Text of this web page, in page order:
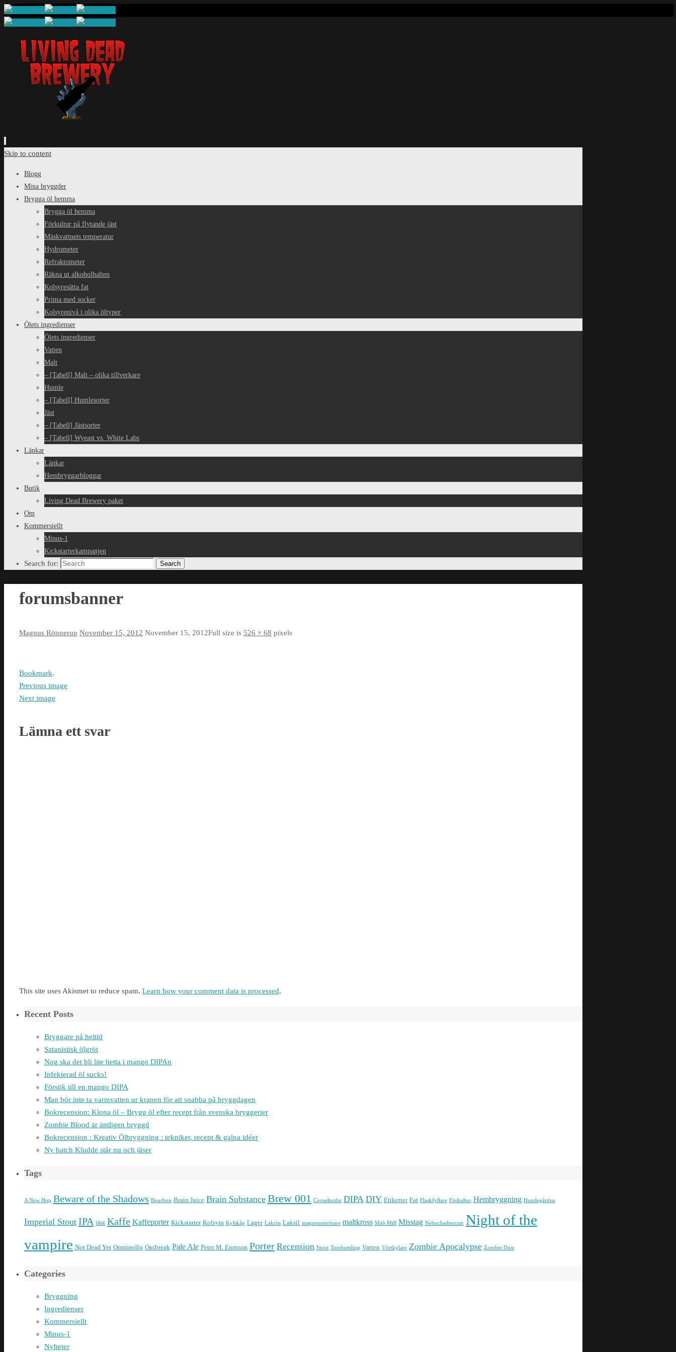
Skip to content
Blogg
Mina bryggder
Brygga öl hemma
Brygga öl hemma
Förkultur på flytande jäst
Mäskvattnets temperatur
Hydrometer
Refraktometer
Räkna ut alkoholhalten
Kolsyresätta fat
Prima med socker
Kolsyrenivå i olika öltyper
Ölets ingredienser
Ölets ingredienser
Vatten
Malt
– [Tabell] Malt – olika tillverkare
Humle
– [Tabell] Humlesorter
Jäst
– [Tabell] Jästsorter
– [Tabell] Wyeast vs. White Labs
Länkar
Länkar
Hembryggarbloggar
Butik
Living Dead Brewery paket
Om
Kommersiellt
Minus-1
Kickstarterkampanjen
Search for: Search
forumsbanner
Magnus Rönnerup November 15, 2012 November 15, 2012Full size is 526 × 68 pixels
Bookmark.
Previous image
Next image
Lämna ett svar
This site uses Akismet to reduce spam. Learn how your comment data is processed.
Recent Posts
Bryggare på heltid
Satanistisk ölgröt
Nog ska det bli lite hetta i mango DIPAn
Infekterad öl sucks!
Försök till en mango DIPA
Man bör inte ta varmvatten ur kranen för att snabba på bryggdagen
Bokrecension: Klona öl – Brygg öl efter recept från svenska bryggerier
Zombie Blood är äntligen bryggd
Bokrecension : Kreativ Ölbryggning : tekniker, recept & galna idéer
Ny batch Kludde står nu och jäser
Tags
A New Hop Beware of the Shadows Bourbon Brain Juice Brain Substance Brew 001 Corneliusfat DIPA DIY Etiketter Fat Flaskfyllare Förkultur Hembryggning Humlegården
Imperial Stout IPA jäst Kaffe Kaffeporter Kickstarter Kolsyra Kylskåp Lager Lakrits Laksil magnetomrörare maltkross Malt Mill Misstag Nebuchadnezzar Night of the
vampire Not Dead Yet Omnipollo Outbreak Pale Ale Peter M. Eronson Porter Recension Stout Torrhumling Vatten Vörtkylare Zombie Apocalypse Zombie Dust
Categories
Bryggning
Ingredienser
Kommersiellt
Minus-1
Nyheter